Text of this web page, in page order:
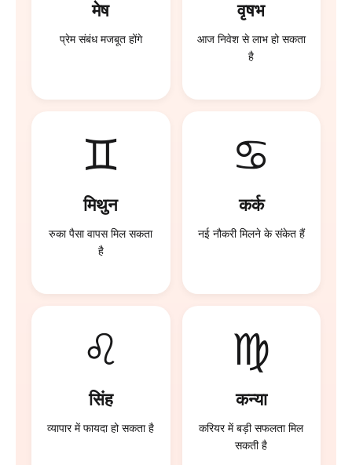
मेष
प्रेम संबंध मजबूत होंगे
वृषभ
आज निवेश से लाभ हो सकता
है
♊
मिथुन
रुका पैसा वापस मिल सकता
है
♋
कर्क
नई नौकरी मिलने के संकेत हैं
♌
सिंह
व्यापार में फायदा हो सकता है
♍
कन्या
करियर में बड़ी सफलता मिल
सकती है